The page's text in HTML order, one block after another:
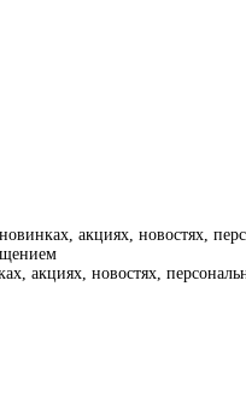
акциях, новостях,
акциях, новостях,